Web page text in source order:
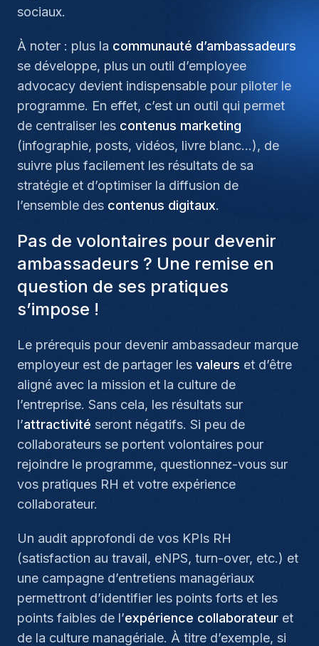
sociaux.
À noter : plus la communauté d’ambassadeurs
se développe, plus un outil d’employee
advocacy devient indispensable pour piloter le
programme. En effet, c’est un outil qui permet
de centraliser les contenus marketing
(infographie, posts, vidéos, livre blanc…), de
suivre plus facilement les résultats de sa
stratégie et d’optimiser la diffusion de
l’ensemble des contenus digitaux.
Pas de volontaires pour devenir
ambassadeurs ? Une remise en
question de ses pratiques
s’impose !
Le prérequis pour devenir ambassadeur marque
employeur est de partager les valeurs et d’être
aligné avec la mission et la culture de
l’entreprise. Sans cela, les résultats sur
l’attractivité seront négatifs. Si peu de
collaborateurs se portent volontaires pour
rejoindre le programme, questionnez-vous sur
vos pratiques RH et votre expérience
collaborateur.
Un audit approfondi de vos KPIs RH
(satisfaction au travail, eNPS, turn-over, etc.) et
une campagne d’entretiens managériaux
permettront d’identifier les points forts et les
points faibles de l’expérience collaborateur et
de la culture managériale. À titre d’exemple, si